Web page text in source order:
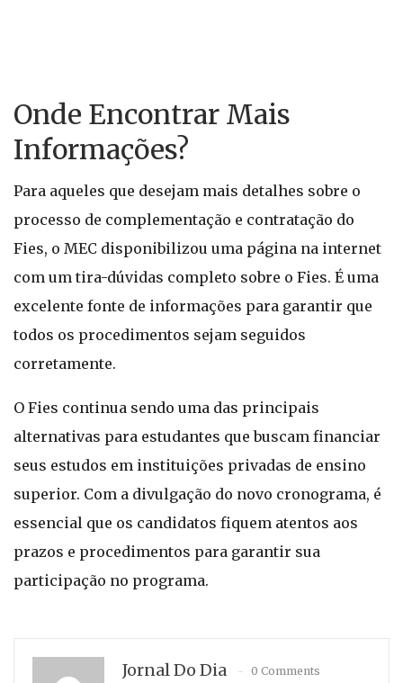
Onde Encontrar Mais
Informações?
Para aqueles que desejam mais detalhes sobre o
processo de complementação e contratação do
Fies, o MEC disponibilizou uma página na internet
com um tira-dúvidas completo sobre o Fies. É uma
excelente fonte de informações para garantir que
todos os procedimentos sejam seguidos
corretamente.
O Fies continua sendo uma das principais
alternativas para estudantes que buscam financiar
seus estudos em instituições privadas de ensino
superior. Com a divulgação do novo cronograma, é
essencial que os candidatos fiquem atentos aos
prazos e procedimentos para garantir sua
participação no programa.
Jornal Do Dia 0 Comments